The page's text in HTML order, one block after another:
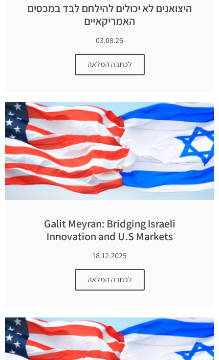
היצואנים לא יכולים להילחם לבד במכסים
האמריקאיים
03.08.26
לכתבה המלאה
Galit Meyran: Bridging Israeli
Innovation and U.S Markets
18.12.2025
לכתבה המלאה